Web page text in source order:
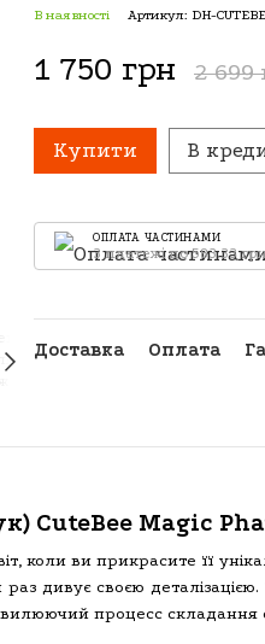
В наявності Артикул: DH-
1 750 грн 2 699
Купити В
ОПЛАТА ЧАСТИНАМИ
3 платежі по 583.33
Доставка Оплата
CuteBee Magic
коли ви прикрасите її
дивує своєю
процесс